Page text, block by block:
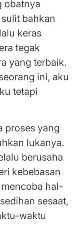
obatnya
bahkan
keras
tegak
yang terbaik.
ini, aku
tetapi
proses yang
lukanya.
berusaha
kebebasan
hal-
sesaat,
waktu